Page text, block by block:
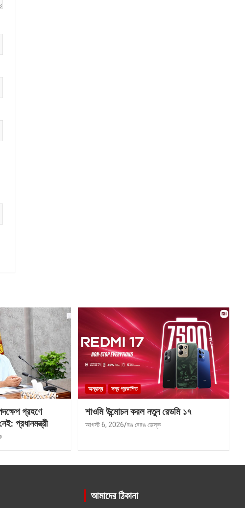
গ্রহণে
প্রধানমন্ত্রী
অন্যান্য সদ্য প্রকাশিত
শাওমি উন্মোচন করল নতুন রেডমি ১৭
আগস্ট 6, 2026 রঙ বেরঙ ডেস্ক
আমাদের ঠিকানা